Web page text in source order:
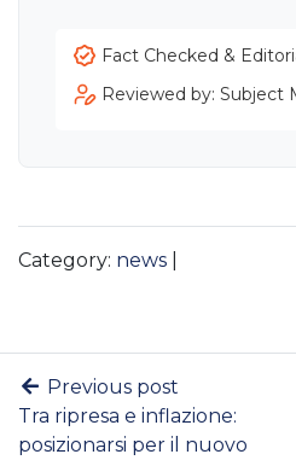
Fact Checked &
Reviewed by: Subject
Category: news
Previous post
Tra ripresa e inflazione:
posizionarsi per il nuovo